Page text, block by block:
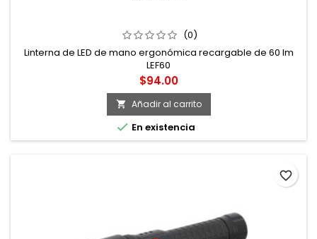
(0)
Linterna de LED de mano ergonómica recargable de 60 lm
LEF60
Precio
$94.00
 Añadir al carrito
 En existencia
favorite_border